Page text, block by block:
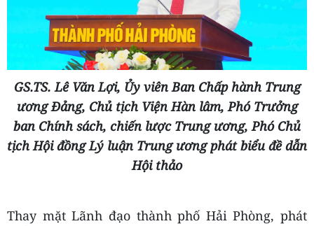
GS.TS. Lê Văn Lợi, Ủy viên Ban Chấp hành Trung
ương Đảng, Chủ tịch Viện Hàn lâm, Phó Trưởng
ban Chính sách, chiến lược Trung ương, Phó Chủ
tịch Hội đồng Lý luận Trung ương phát biểu đề dẫn
Hội thảo
Thay mặt Lãnh đạo thành phố Hải Phòng, phát